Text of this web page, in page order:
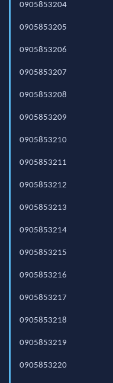
0905853204
0905853205
0905853206
0905853207
0905853208
0905853209
0905853210
0905853211
0905853212
0905853213
0905853214
0905853215
0905853216
0905853217
0905853218
0905853219
0905853220